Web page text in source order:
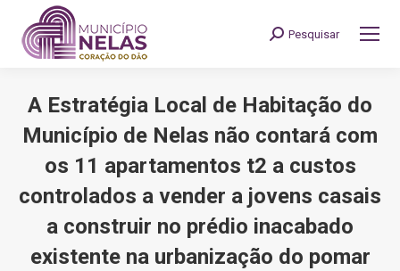
Search:
Pesquisar
A Estratégia Local de Habitação do
Município de Nelas não contará com
os 11 apartamentos t2 a custos
controlados a vender a jovens casais
a construir no prédio inacabado
existente na urbanização do pomar